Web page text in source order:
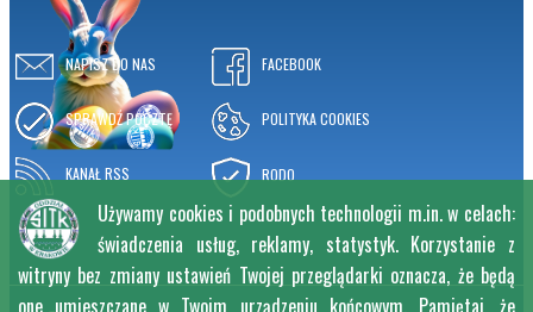
NAPISZ DO NAS
SPRAWDŹ POCZTĘ
KANAŁ RSS
FACEBOOK
POLITYKA COOKIES
RODO
Używamy cookies i podobnych technologii m.in. w celach:
świadczenia usług, reklamy, statystyk. Korzystanie z
witryny bez zmiany ustawień Twojej przeglądarki oznacza, że będą
one umieszczane w Twoim urządzeniu końcowym. Pamiętaj, że